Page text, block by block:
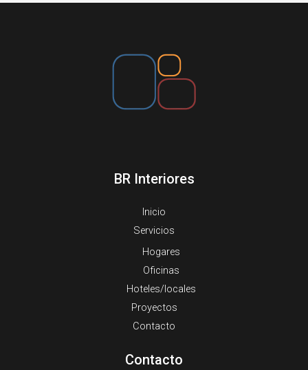
BR Interiores
Inicio
Servicios
Hogares
Oficinas
Hoteles/locales
Proyectos
Contacto
Contacto